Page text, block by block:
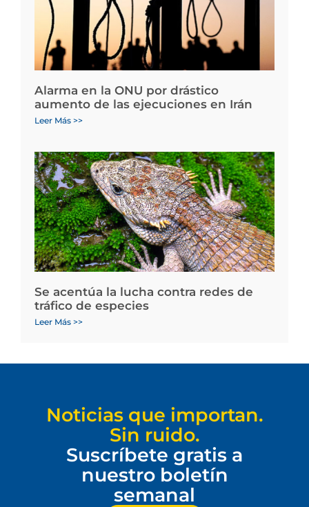
Alarma en la ONU por drástico
aumento de las ejecuciones en Irán
Leer Más >>
Se acentúa la lucha contra redes de
tráfico de especies
Leer Más >>
Noticias que importan.
Sin ruido.
Suscríbete gratis a
nuestro boletín
semanal